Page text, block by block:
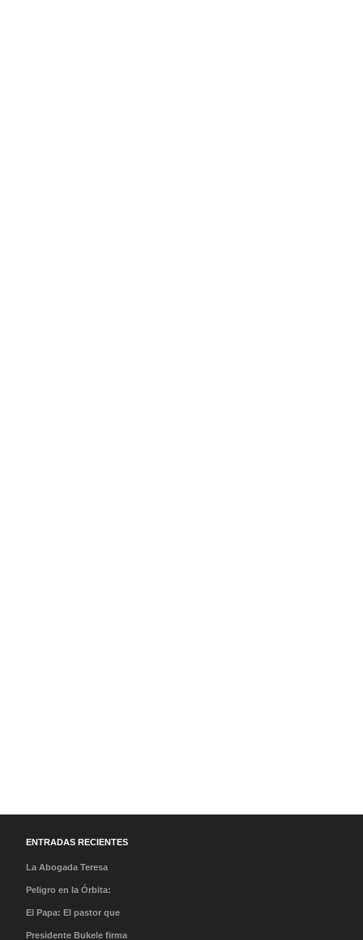
ENTRADAS RECIENTES
La Abogada Teresa
Stella Mera Gómez es la
Peligro en la Órbita:
¿Qué es la «Basura
El Papa: El pastor que
caminó en la tormenta y
Presidente Bukele firma